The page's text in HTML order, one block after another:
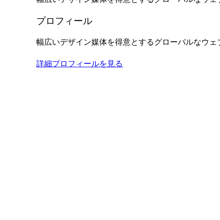
プロフィール
幅広いデザイン媒体を得意とするグローバルなウェ
詳細プロフィールを見る